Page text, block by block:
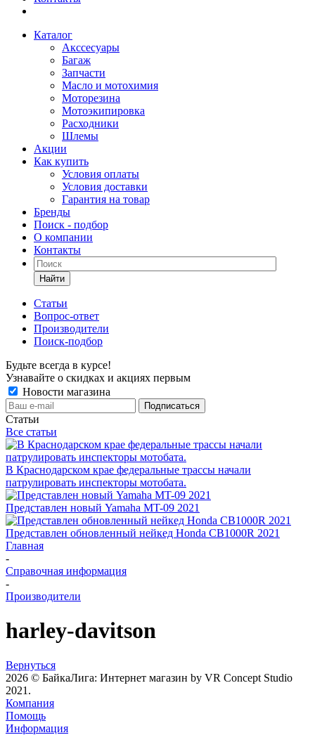
Каталог
Акссесуары
Багаж
Запчасти
Масло и мотохимия
Моторезина
Мотоэкипировка
Расходники
Шлемы
Акции
Как купить
Условия оплаты
Условия доставки
Гарантия на товар
Бренды
Поиск - подбор
О компании
Контакты
Найти
Статьи
Вопрос-ответ
Производители
Поиск-подбор
Будьте всегда в курсе!
Узнавайте о скидках и акциях первым
Новости магазина
Статьи
Все статьи
В Краснодарском крае федеральные трассы начали
патрулировать инспекторы мотобата.
Представлен новый Yamaha MT-09 2021
Представлен обновленный нейкед Honda CB1000R 2021
Главная
-
Справочная информация
-
Производители
harley-davitson
Вернуться
2026 © БайкаЛига: Интернет магазин by VR Concept Studio
2021.
Компания
Помощь
Информация